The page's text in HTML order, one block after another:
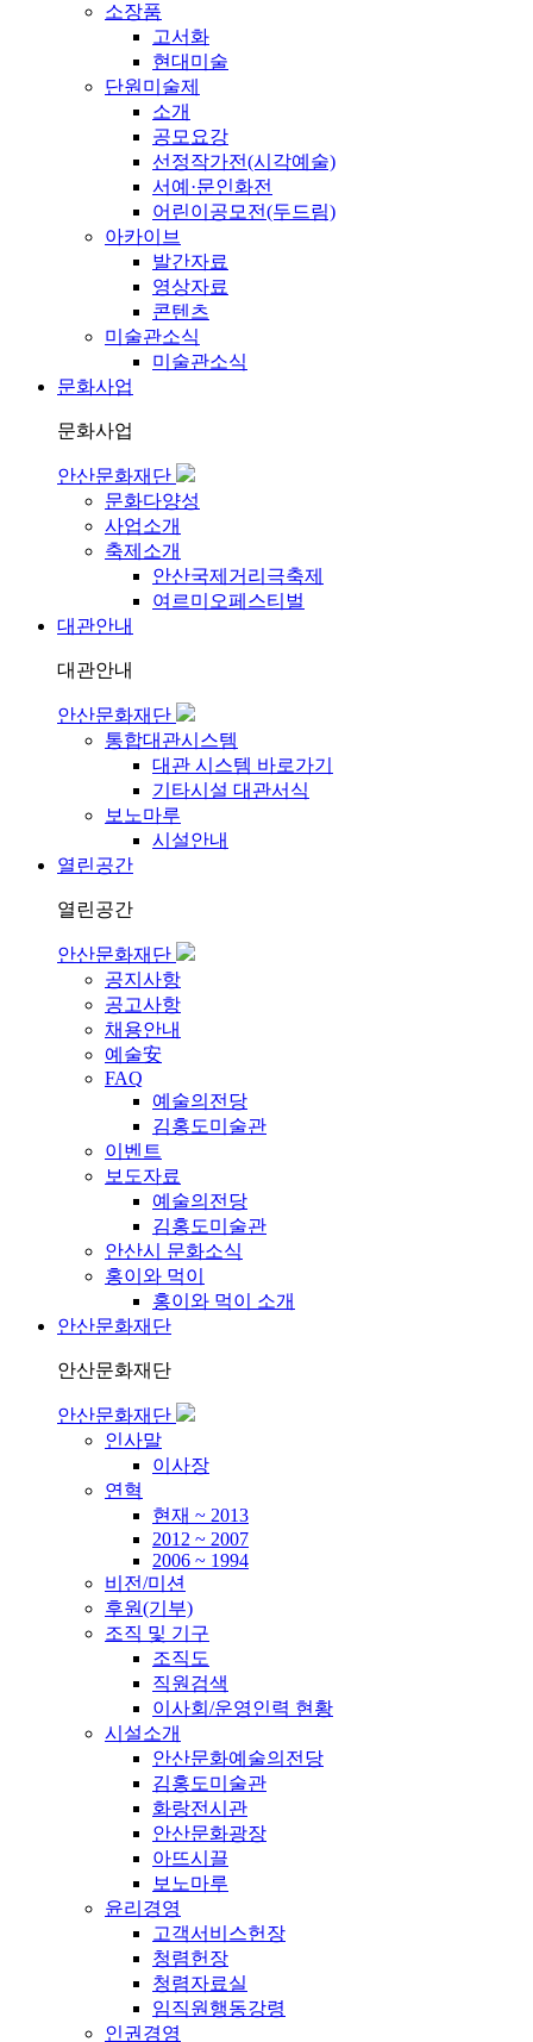
소장품
고서화
현대미술
단원미술제
소개
공모요강
선정작가전(시각예술)
서예·문인화전
어린이공모전(두드림)
아카이브
발간자료
영상자료
콘텐츠
미술관소식
미술관소식
문화사업
문화사업
안산문화재단
문화다양성
사업소개
축제소개
안산국제거리극축제
여르미오페스티벌
대관안내
대관안내
안산문화재단
통합대관시스템
대관 시스템 바로가기
기타시설 대관서식
보노마루
시설안내
열린공간
열린공간
안산문화재단
공지사항
공고사항
채용안내
예술安
FAQ
예술의전당
김홍도미술관
이벤트
보도자료
예술의전당
김홍도미술관
안산시 문화소식
홍이와 먹이
홍이와 먹이 소개
안산문화재단
안산문화재단
안산문화재단
인사말
이사장
연혁
현재 ~ 2013
2012 ~ 2007
2006 ~ 1994
비전/미션
후원(기부)
조직 및 기구
조직도
직원검색
이사회/운영인력 현황
시설소개
안산문화예술의전당
김홍도미술관
화랑전시관
안산문화광장
아뜨시끌
보노마루
윤리경영
고객서비스헌장
청렴헌장
청렴자료실
임직원행동강령
인권경영